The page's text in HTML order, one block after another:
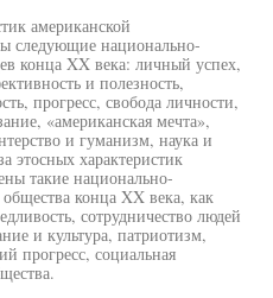
американской
следующие национально-
конца XX века: личный успех,
и полезность,
прогресс, свобода личности,
«американская мечта»,
и гуманизм, наука и
этосных характеристик
такие национально-
конца XX века, как
сотрудничество людей
и культура, патриотизм,
прогресс, социальная